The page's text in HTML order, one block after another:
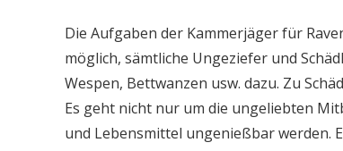
Die Aufgaben der Kammerjäger für
möglich, sämtliche Ungeziefer und
Wespen, Bettwanzen usw. dazu. Zu
Es geht nicht nur um die ungeliebten
und Lebensmittel ungenießbar werden.